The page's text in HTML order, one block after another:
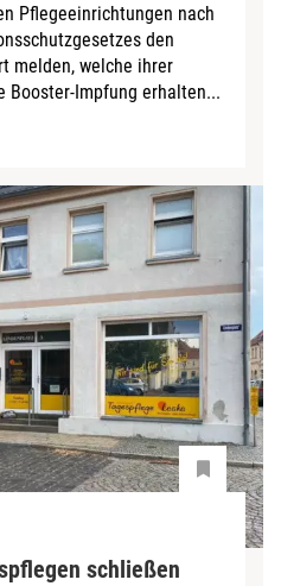
Pflegeeinrichtungen nach
den
melden, welche ihrer
Booster-Impfung erhalten...
schließen